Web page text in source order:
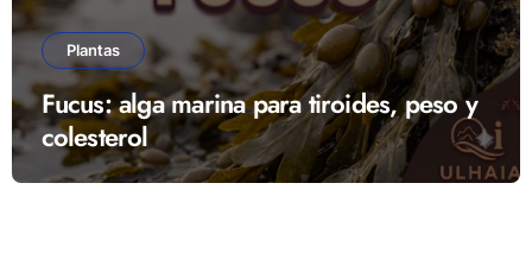
Plantas
Fucus: alga marina para tiroides, peso y
colesterol